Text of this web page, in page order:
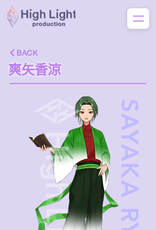
爽矢香涼
BACK
SAYAKA RYO